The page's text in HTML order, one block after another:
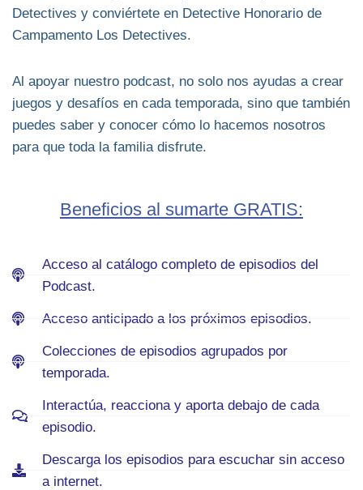
Detectives y conviértete en Detective Honorario de
Campamento Los Detectives.
Al apoyar nuestro podcast, no solo nos ayudas a crear
juegos y desafíos en cada temporada, sino que también
puedes saber y conocer cómo lo hacemos nosotros
para que toda la familia disfrute.
Beneficios al sumarte GRATIS:
Acceso al catálogo completo de episodios del
Podcast.
Acceso anticipado a los próximos episodios.
Colecciones de episodios agrupados por
temporada.
Interactúa, reacciona y aporta debajo de cada
episodio.
Descarga los episodios para escuchar sin acceso
a internet.